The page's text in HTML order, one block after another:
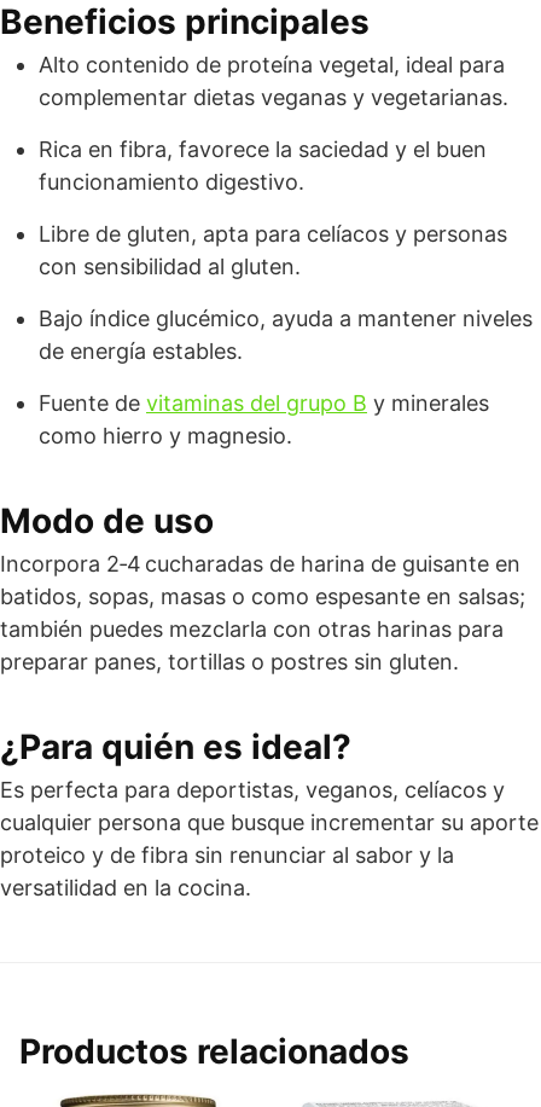
Beneficios principales
Alto contenido de proteína vegetal, ideal para
complementar dietas veganas y vegetarianas.
Rica en fibra, favorece la saciedad y el buen
funcionamiento digestivo.
Libre de gluten, apta para celíacos y personas
con sensibilidad al gluten.
Bajo índice glucémico, ayuda a mantener niveles
de energía estables.
Fuente de vitaminas del grupo B y minerales
como hierro y magnesio.
Modo de uso
Incorpora 2‑4 cucharadas de harina de guisante en
batidos, sopas, masas o como espesante en salsas;
también puedes mezclarla con otras harinas para
preparar panes, tortillas o postres sin gluten.
¿Para quién es ideal?
Es perfecta para deportistas, veganos, celíacos y
cualquier persona que busque incrementar su aporte
proteico y de fibra sin renunciar al sabor y la
versatilidad en la cocina.
Productos relacionados